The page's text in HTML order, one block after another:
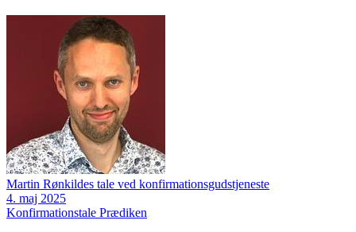
Martin Rønkildes tale ved konfirmationsgudstjeneste
4. maj 2025
Konfirmationstale Prædiken